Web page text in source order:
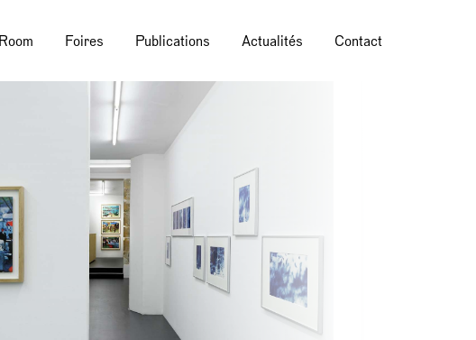
Foires Publications Actualités Contact